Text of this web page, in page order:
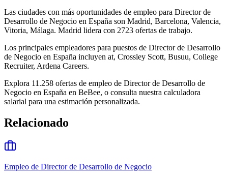
Las ciudades con más oportunidades de empleo para Director de
Desarrollo de Negocio en España son Madrid, Barcelona, Valencia,
Vitoria, Málaga. Madrid lidera con 2723 ofertas de trabajo.
Los principales empleadores para puestos de Director de Desarrollo
de Negocio en España incluyen at, Crossley Scott, Busuu, College
Recruiter, Ardena Careers.
Explora 11.258 ofertas de empleo de Director de Desarrollo de
Negocio en España en BeBee, o consulta nuestra calculadora
salarial para una estimación personalizada.
Relacionado
Empleo de Director de Desarrollo de Negocio